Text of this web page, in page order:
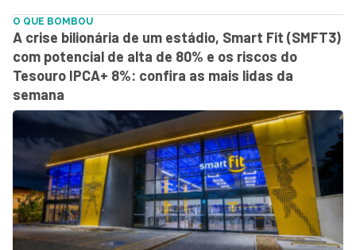
O QUE BOMBOU
A crise bilionária de um estádio, Smart Fit (SMFT3)
com potencial de alta de 80% e os riscos do
Tesouro IPCA+ 8%: confira as mais lidas da
semana